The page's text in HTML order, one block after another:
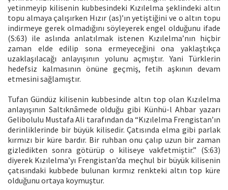
yetinmeyip kilisenin kubbesindeki Kızılelma şeklindeki altın
topu almaya çalışırken Hızır (as)’ın yetiştiğini ve o altın topu
indirmeye gerek olmadığını söyleyerek engel olduğunu ifade
(S:63) ile aslında anlatılmak istenen Kızılelma’nın hiçbir
zaman elde edilip sona ermeyeceğini ona yaklaştıkça
uzaklaşılacağı anlayışının yolunu açmıştır. Yani Türklerin
hedefsiz kalmasının önüne geçmiş, fetih aşkının devam
etmesini sağlamıştır.
Tufan Gündüz kilisenin kubbesinde altın top olan Kızılelma
anlayışının Saltıknâmede olduğu gibi Künhü-l Ahbar yazarı
Gelibolulu Mustafa Ali tarafından da “Kızılelma Frengistan’ın
derinliklerinde bir büyük kilisedir. Çatısında elma gibi parlak
kırmızı bir küre bardır. Bir ruhban onu çalıp uzun bir zaman
gizledikten sonra götürüp o kiliseye vakfetmiştir.” (S:63)
diyerek Kızılelma’yı Frengistan’da meçhul bir büyük kilisenin
çatısındaki kubbede bulunan kırmız renkteki altın top küre
olduğunu ortaya koymuştur.